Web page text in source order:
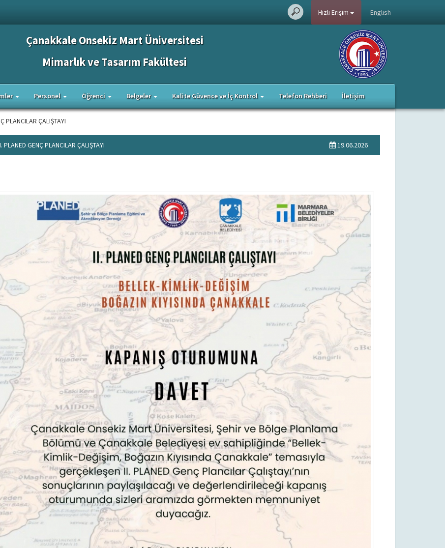
English
Hızlı Erişim
Çanakkale Onsekiz Mart Üniversitesi
Mimarlık ve Tasarım Fakültesi
Personel Öğrenci Belgeler Kalite Güvence ve İç Kontrol Telefon Rehberi İletişim
PLANCILAR ÇALIŞTAYI
PLANED GENÇ PLANCILAR ÇALIŞTAYI 19.06.2026